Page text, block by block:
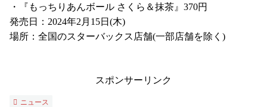
・『もっちりあんボール さくら＆抹茶』370円
発売日：2024年2月15日(木)
場所：全国のスターバックス店舗(一部店舗を除く)
スポンサーリンク
ニュース